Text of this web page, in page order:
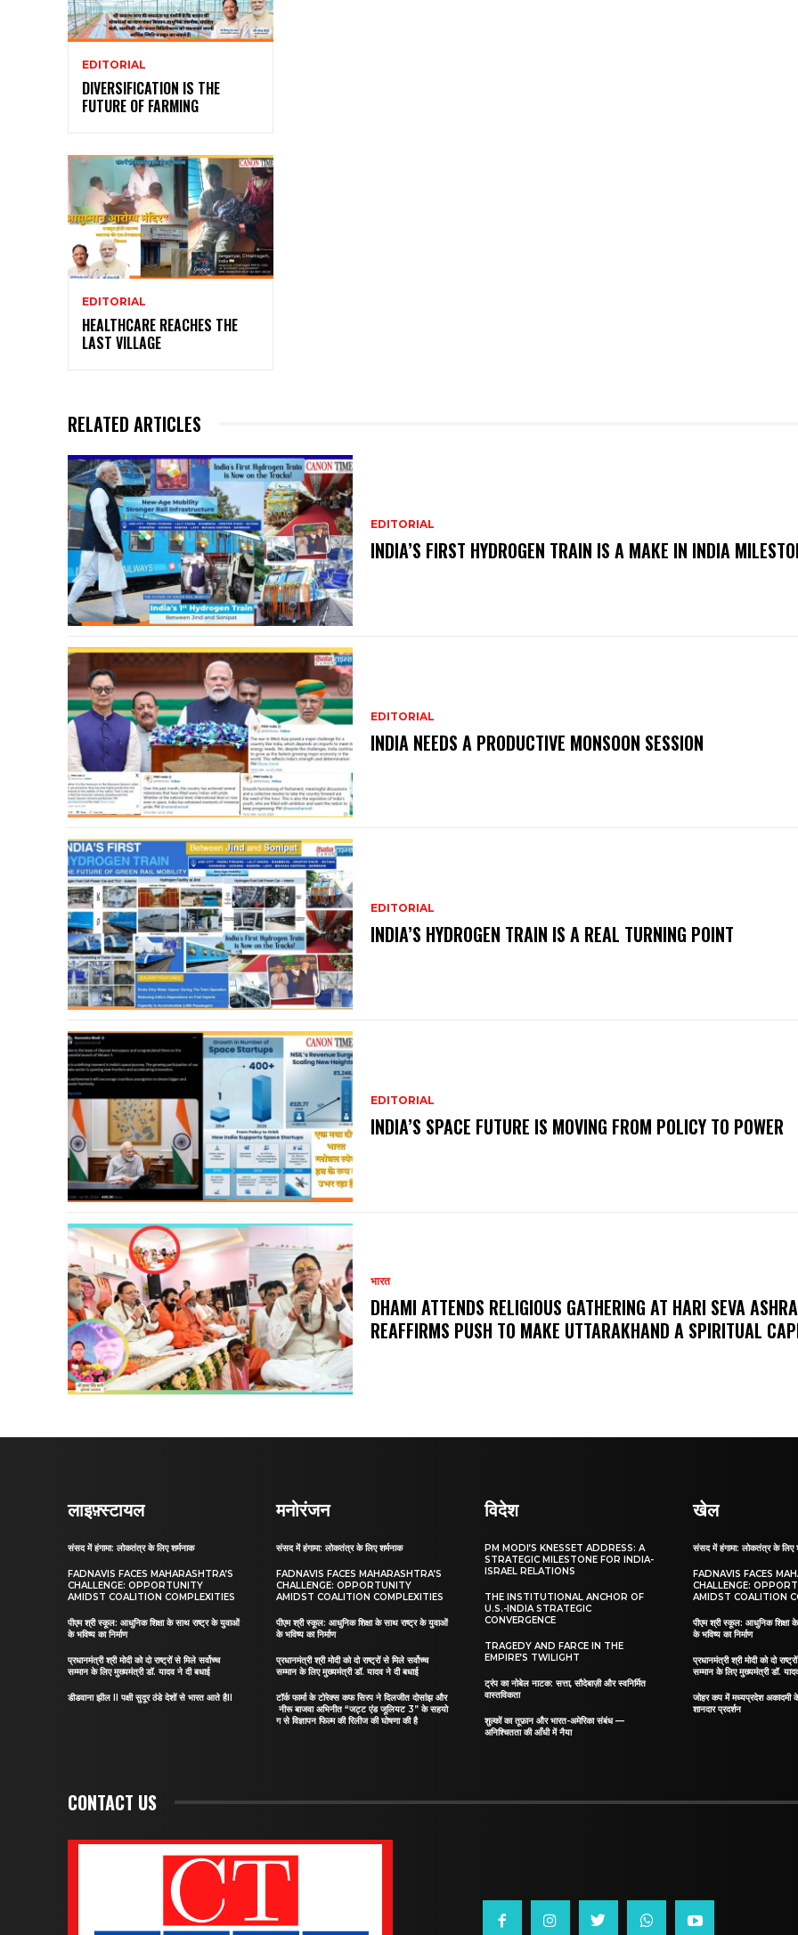
EDITORIAL
DIVERSIFICATION IS THE
FUTURE OF FARMING
EDITORIAL
HEALTHCARE REACHES THE
LAST VILLAGE
RELATED ARTICLES
EDITORIAL
INDIA’S FIRST HYDROGEN TRAIN IS A MAKE IN INDIA
EDITORIAL
INDIA NEEDS A PRODUCTIVE MONSOON SESSION
EDITORIAL
INDIA’S HYDROGEN TRAIN IS A REAL TURNING POINT
EDITORIAL
INDIA’S SPACE FUTURE IS MOVING FROM POLICY TO POWER
भारत
DHAMI ATTENDS RELIGIOUS GATHERING AT HARI SEVA
REAFFIRMS PUSH TO MAKE UTTARAKHAND A SPIRITUAL
लाइफ़्स्टायल
संसद में हंगामा: लोकतंत्र के लिए शर्मनाक
FADNAVIS FACES MAHARASHTRA’S
CHALLENGE: OPPORTUNITY
AMIDST COALITION COMPLEXITIES
पीएम श्री स्कूल: आधुनिक शिक्षा के साथ राष्ट्र के युवाओं
के भविष्य का निर्माण
प्रधानमंत्री श्री मोदी को दो राष्ट्रों से मिले सर्वोच्च
सम्मान के लिए मुख्यमंत्री डॉ. यादव ने दी बधाई
डीडवाना झील II पक्षी सुदूर ठंडे देशों से भारत आते हैII
मनोरंजन
संसद में हंगामा: लोकतंत्र के लिए शर्मनाक
FADNAVIS FACES MAHARASHTRA’S
CHALLENGE: OPPORTUNITY
AMIDST COALITION COMPLEXITIES
पीएम श्री स्कूल: आधुनिक शिक्षा के साथ राष्ट्र के युवाओं
के भविष्य का निर्माण
प्रधानमंत्री श्री मोदी को दो राष्ट्रों से मिले सर्वोच्च
सम्मान के लिए मुख्यमंत्री डॉ. यादव ने दी बधाई
टॉर्क फार्मा के टोरेक्स कफ सिरप ने दिलजीत दोसांझ और
नीरू बाजवा अभिनीत “जट्ट एंड जूलियट 3” के सहयो
ग से विज्ञापन फिल्म की रिलीज की घोषणा की है
विदेश
PM MODI’S KNESSET ADDRESS: A
STRATEGIC MILESTONE FOR INDIA-
ISRAEL RELATIONS
THE INSTITUTIONAL ANCHOR OF
U.S.-INDIA STRATEGIC
CONVERGENCE
TRAGEDY AND FARCE IN THE
EMPIRE’S TWILIGHT
ट्रंप का नोबेल नाटक: सत्ता, सौदेबाज़ी और स्वनिर्मित
वास्तविकता
शुल्कों का तूफ़ान और भारत-अमेरिका संबंध —
अनिश्चितता की आँधी में नैया
खेल
संसद में हंगामा: लोकतंत्र के लिए
FADNAVIS FACES
CHALLENGE:
AMIDST COALITION
पीएम श्री स्कूल: आधुनिक शिक्षा
के भविष्य का निर्माण
प्रधानमंत्री श्री मोदी को दो
सम्मान के लिए मुख्यमंत्री डॉ.
जोहर कप में मध्यप्रदेश अकादमी
शानदार प्रदर्शन
CONTACT US